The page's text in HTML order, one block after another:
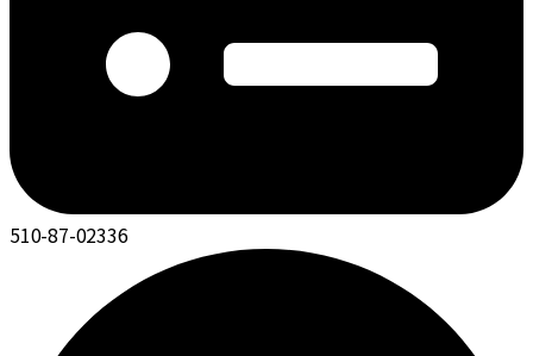
510-87-02336